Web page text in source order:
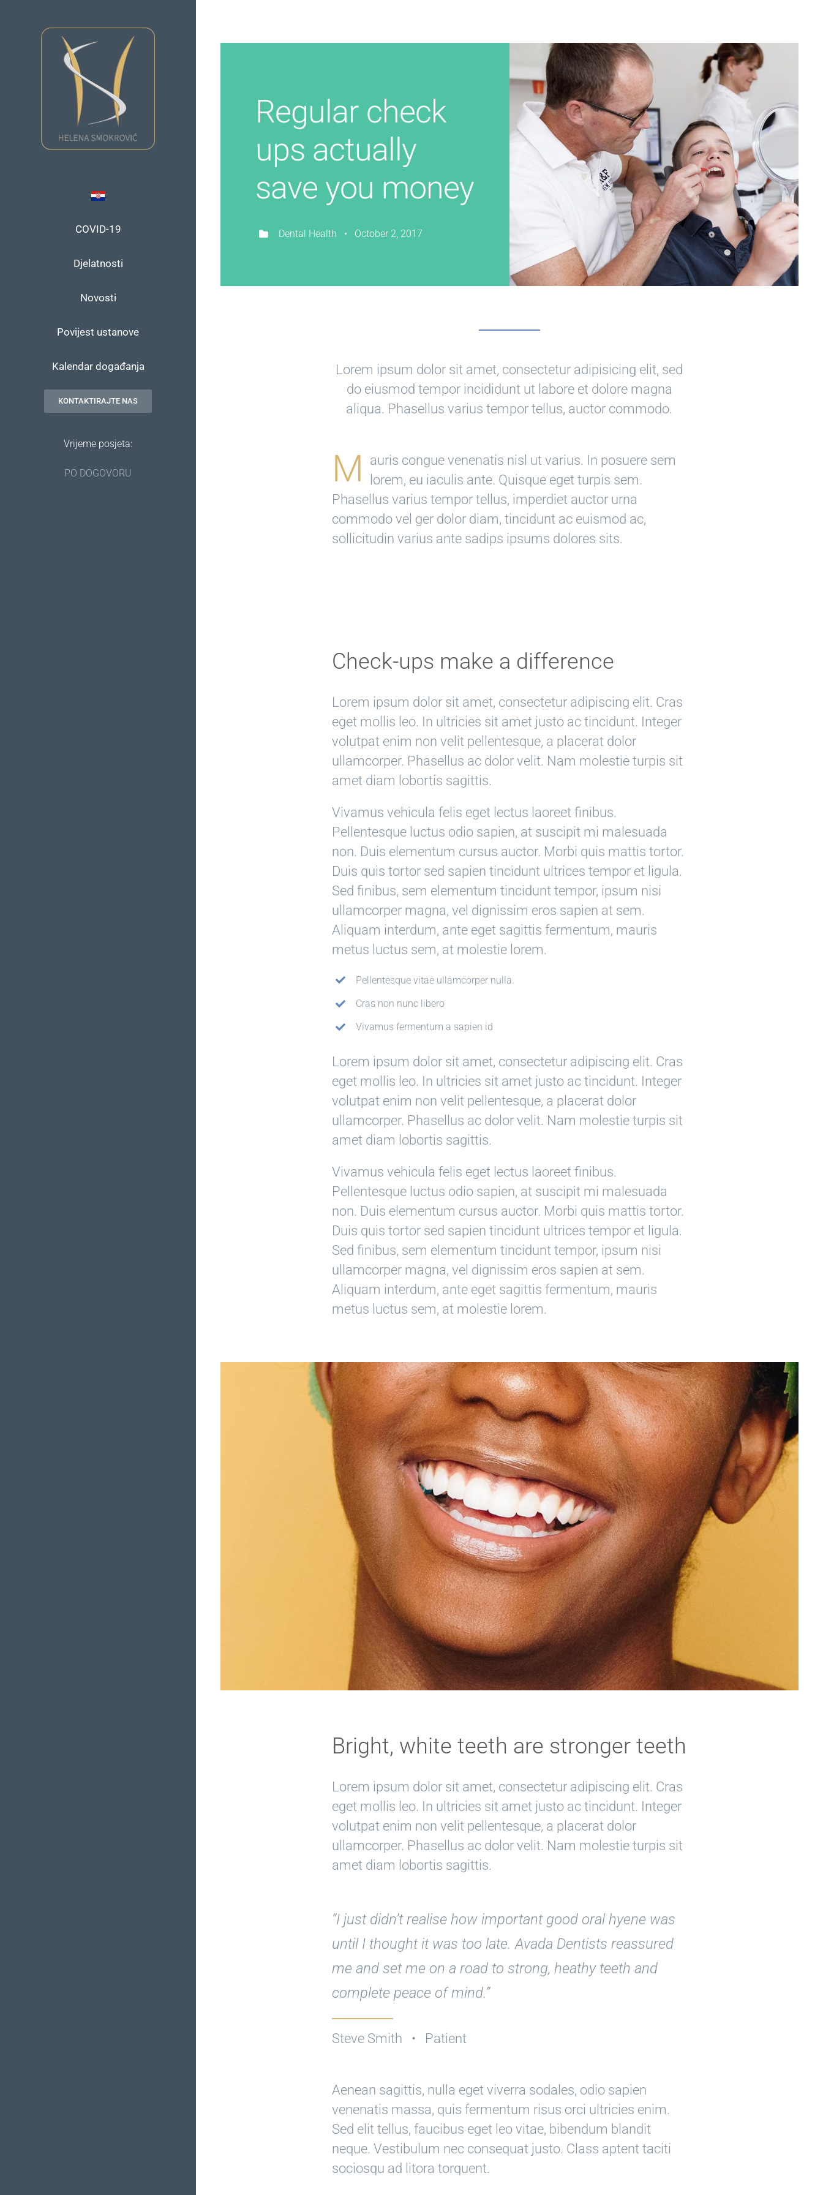
COVID-19
Djelatnosti
Novosti
Povijest ustanove
Kalendar događanja
KONTAKTIRAJTE NAS
Vrijeme posjeta:
PO DOGOVORU
Regular check
ups actually
save you money
Dental Health • October 2, 2017
Lorem ipsum dolor sit amet, consectetur adipisicing elit, sed
do eiusmod tempor incididunt ut labore et dolore magna
aliqua. Phasellus varius tempor tellus, auctor commodo.
M
auris congue venenatis nisl ut varius. In posuere sem
lorem, eu iaculis ante. Quisque eget turpis sem.
Phasellus varius tempor tellus, imperdiet auctor urna
commodo vel ger dolor diam, tincidunt ac euismod ac,
sollicitudin varius ante sadips ipsums dolores sits.
Check-ups make a difference
Lorem ipsum dolor sit amet, consectetur adipiscing elit. Cras
eget mollis leo. In ultricies sit amet justo ac tincidunt. Integer
volutpat enim non velit pellentesque, a placerat dolor
ullamcorper. Phasellus ac dolor velit. Nam molestie turpis sit
amet diam lobortis sagittis.
Vivamus vehicula felis eget lectus laoreet finibus.
Pellentesque luctus odio sapien, at suscipit mi malesuada
non. Duis elementum cursus auctor. Morbi quis mattis tortor.
Duis quis tortor sed sapien tincidunt ultrices tempor et ligula.
Sed finibus, sem elementum tincidunt tempor, ipsum nisi
ullamcorper magna, vel dignissim eros sapien at sem.
Aliquam interdum, ante eget sagittis fermentum, mauris
metus luctus sem, at molestie lorem.
Pellentesque vitae ullamcorper nulla.
Cras non nunc libero
Vivamus fermentum a sapien id
Lorem ipsum dolor sit amet, consectetur adipiscing elit. Cras
eget mollis leo. In ultricies sit amet justo ac tincidunt. Integer
volutpat enim non velit pellentesque, a placerat dolor
ullamcorper. Phasellus ac dolor velit. Nam molestie turpis sit
amet diam lobortis sagittis.
Vivamus vehicula felis eget lectus laoreet finibus.
Pellentesque luctus odio sapien, at suscipit mi malesuada
non. Duis elementum cursus auctor. Morbi quis mattis tortor.
Duis quis tortor sed sapien tincidunt ultrices tempor et ligula.
Sed finibus, sem elementum tincidunt tempor, ipsum nisi
ullamcorper magna, vel dignissim eros sapien at sem.
Aliquam interdum, ante eget sagittis fermentum, mauris
metus luctus sem, at molestie lorem.
Bright, white teeth are stronger teeth
Lorem ipsum dolor sit amet, consectetur adipiscing elit. Cras
eget mollis leo. In ultricies sit amet justo ac tincidunt. Integer
volutpat enim non velit pellentesque, a placerat dolor
ullamcorper. Phasellus ac dolor velit. Nam molestie turpis sit
amet diam lobortis sagittis.
“I just didn’t realise how important good oral hyene was
until I thought it was too late. Avada Dentists reassured
me and set me on a road to strong, heathy teeth and
complete peace of mind.”
Steve Smith • Patient
Aenean sagittis, nulla eget viverra sodales, odio sapien
venenatis massa, quis fermentum risus orci ultricies enim.
Sed elit tellus, faucibus eget leo vitae, bibendum blandit
neque. Vestibulum nec consequat justo. Class aptent taciti
sociosqu ad litora torquent.